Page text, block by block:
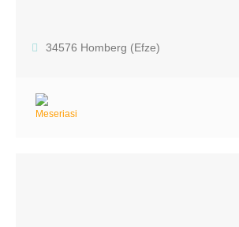
34576 Homberg (Efze)